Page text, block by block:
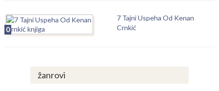
0
7 Tajni Uspeha Od Kenan
Crnkić
žanrovi